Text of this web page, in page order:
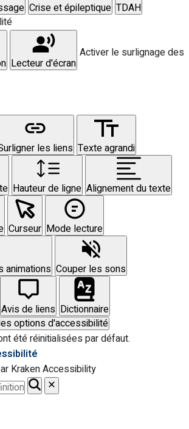
Crise et épileptique TDAH
Lecteur d'écran
Activer le surlignage des
les liens Texte agrandi
Hauteur de ligne Alignement du texte
Curseur Mode lecture
animations Couper les sons
Avis de liens Dictionnaire
options d'accessibilité
été réinitialisées par défaut.
Kraken Accessibility